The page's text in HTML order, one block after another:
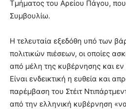
Τμήματος του Αρείου Πάγου,
Συμβουλίω.
Η τελευταία εξεδόθη υπό των
πολιτικών πιέσεων, οι οποίες
από μέλη της κυβέρνησης και εν
Είναι ενδεικτική η ευθεία και
παρέμβαση του Στέιτ
από την ελληνική κυβέρνηση «να